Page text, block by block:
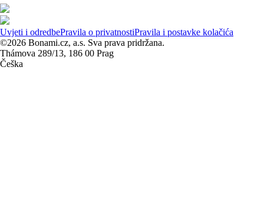
Uvjeti i odredbePravila o privatnostiPravila i postavke kolačića
©2026 Bonami.cz, a.s. Sva prava pridržana.
Thámova 289/13, 186 00 Prag
Češka